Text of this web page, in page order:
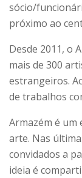
sócio/
próximo ao
Desde 2011, o
mais de 300
estrangeiros.
de trabalhos
Armazém é um
arte. Nas
convidados a
ideia é